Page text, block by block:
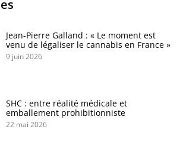
Jean-Pierre Galland : « Le moment est
venu de légaliser le cannabis en France »
9 juin 2026
SHC : entre réalité médicale et
emballement prohibitionniste
22 mai 2026